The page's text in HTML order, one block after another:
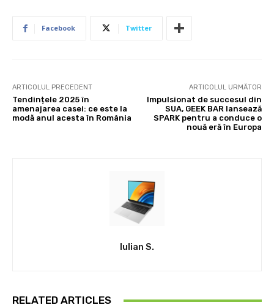
Facebook Twitter
ARTICOLUL PRECEDENT
Tendințele 2025 în
amenajarea casei: ce este la
modă anul acesta în România
ARTICOLUL URMĂTOR
Impulsionat de succesul din
SUA, GEEK BAR lansează
SPARK pentru a conduce o
nouă eră în Europa
Iulian S.
RELATED ARTICLES